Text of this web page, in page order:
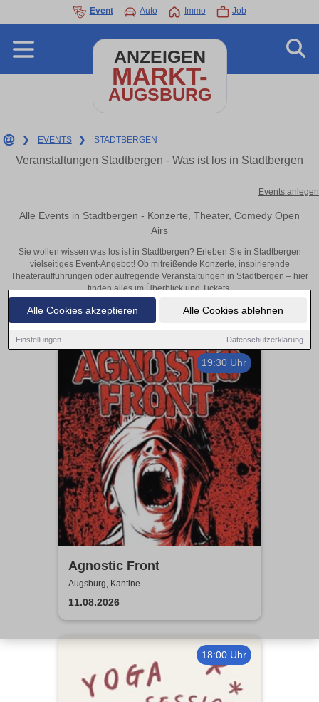
Alle Cookies akzeptieren Alle Cookies ablehnen
Einstellungen Datenschutzerklärung
Event Auto Immo Job
ANZEIGEN
MARKT-
AUGSBURG
❯ EVENTS ❯ STADTBERGEN
Veranstaltungen Stadtbergen - Was ist los in Stadtbergen
Events anlegen
Alle Events in Stadtbergen - Konzerte, Theater, Comedy Open
Airs
Sie wollen wissen was los ist in Stadtbergen? Erleben Sie in Stadtbergen
vielseitiges Event-Angebot! Ob mitreißende Konzerte, inspirierende
Theateraufführungen oder aufregende Veranstaltungen in Stadtbergen – hier
finden alles im Überblick und Tickets.
19:30 Uhr
Agnostic Front
Augsburg, Kantine
11.08.2026
18:00 Uhr